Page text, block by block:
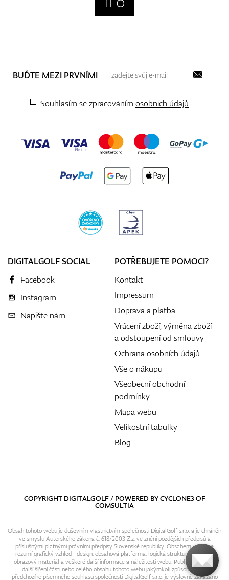
BUĎTE MEZI PRVNÍMI
Souhlasím se zpracováním osobních údajů
DIGITALGOLF SOCIAL
Facebook
Instagram
Napište nám
POTŘEBUJETE POMOCI?
Kontakt
Impressum
Doprava a platba
Vrácení zboží, výměna zboží
a odstoupení od smlouvy
Ochrana osobních údajů
Vše o nákupu
Všeobecní obchodní
podmínky
Mapa webu
Velikostní tabulky
Blog
COPYRIGHT DIGITALGOLF / POWERED BYCYCLONE3OF
COMSULTIA
Obsah tohoto webu je duševním vlastnictvím společnosti DigitalGolf s.r.o. a je chráněn
ve smyslu Autorského zákona č. 618/2003 Z.z. ve znění pozdějších předpisů a
příslušnými platnými právními předpisy Slovenské republiky. Obsahem webu se
rozumí grafický vzhled - design, obsahová platforma, logická struktura, textový i
obrazový materiál a veškeré další informace a náležitosti webu. Publikování resp.
další šíření části nebo celého obsahu tohoto webu jakýmkoli způsobem bez
předchozího písemného souhlasu společnosti DigitalGolf s.r.o. je výslovně zakázáno